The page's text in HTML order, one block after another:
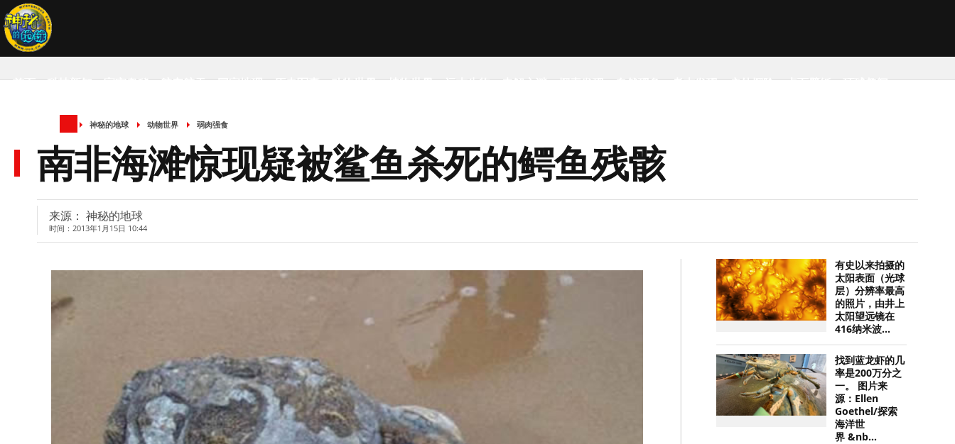
首页 科技新知 宇宙奥秘 航空航天 国家地理 历史军事 动物世界 植物世界 远古生物 未解之谜 探索发现 自然现象 考古发现 户外探险 桌面壁纸 环球趣闻
神秘的地球 动物世界 弱肉强食
南非海滩惊现疑被鲨鱼杀死的鳄鱼残骸
来源： 神秘的地球
时间：2013年1月15日 10:44
有史以来拍摄的
太阳表面（光球
层）分辨率最高
的照片，由井上
太阳望远镜在
416纳米波...
找到蓝龙虾的几
率是200万分之
一。 图片来
源：Ellen
Goethel/探索
海洋世
界 &nb...